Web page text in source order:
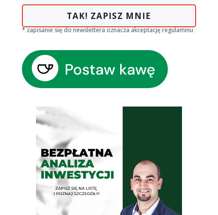
TAK! ZAPISZ MNIE
* zapisanie się do newslettera oznacza akceptację regulaminu